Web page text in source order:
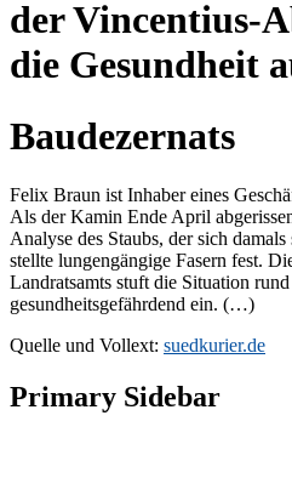
der Vincentius-
die Gesundheit
Baudezernats
Felix Braun ist Inhaber eines
Als der Kamin Ende April
Analyse des Staubs, der sich
stellte lungengängige Fasern fest.
Landratsamts stuft die Situation
gesundheitsgefährdend ein. (…)
Quelle und Vollext: suedkurier.de
Primary Sidebar